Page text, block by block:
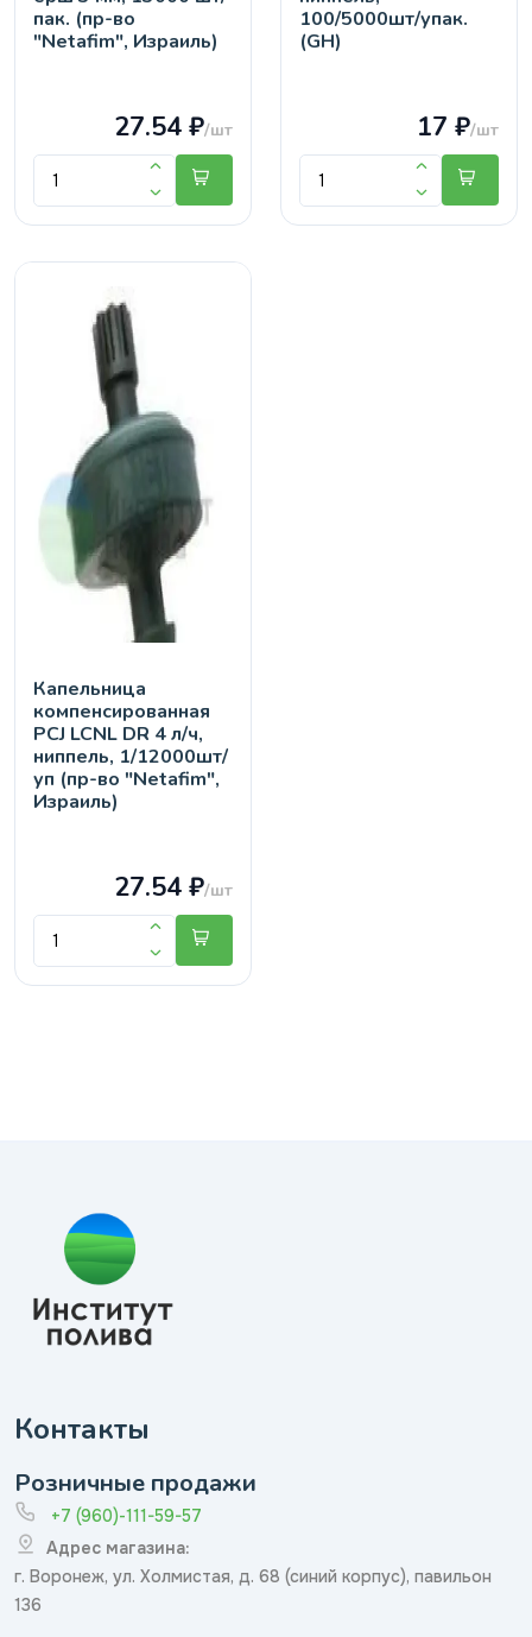
пак. (пр-во
"Netafim", Израиль)
27.54 ₽/шт
100/5000шт/упак.
(GH)
17 ₽/шт
Капельница
компенсированная
PCJ LCNL DR 4 л/ч,
ниппель, 1/12000шт/
уп (пр-во "Netafim",
Израиль)
27.54 ₽/шт
Контакты
Розничные продажи
+7 (960)-111-59-57
Адрес магазина:
г. Воронеж, ул. Холмистая, д. 68 (синий корпус), павильон
136